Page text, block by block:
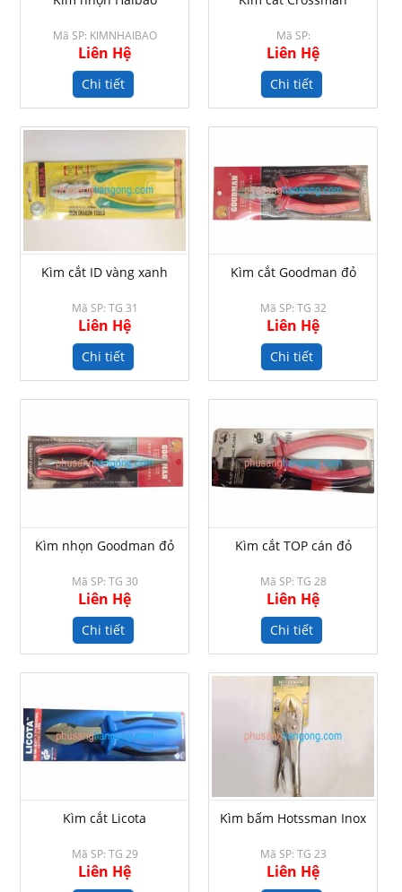
Mã SP: KIMNHAIBAO
Liên Hệ
Chi tiết
Mã SP:
Liên Hệ
Chi tiết
Kìm cắt ID vàng xanh
Mã SP: TG 31
Liên Hệ
Chi tiết
Kìm cắt Goodman đỏ
Mã SP: TG 32
Liên Hệ
Chi tiết
Kìm nhọn Goodman đỏ
Mã SP: TG 30
Liên Hệ
Chi tiết
Kìm cắt TOP cán đỏ
Mã SP: TG 28
Liên Hệ
Chi tiết
Kìm cắt Licota
Mã SP: TG 29
Liên Hệ
Kìm bấm Hotssman Inox
Mã SP: TG 23
Liên Hệ